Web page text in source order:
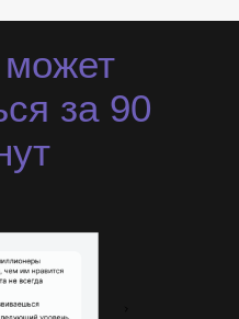
за 90